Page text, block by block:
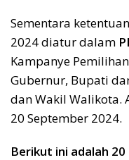
Sementara
2024 diatur dalam
Kampanye
Gubernur, Bupati
dan Wakil Walikota.
20 September 2024.
Berikut ini adalah